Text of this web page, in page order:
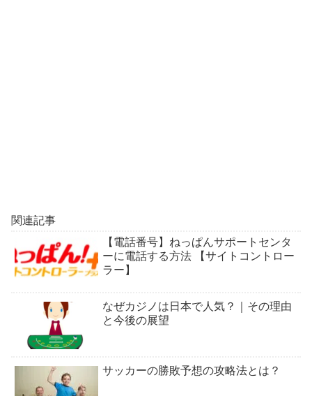
関連記事
【電話番号】ねっぱんサポートセンタ
ーに電話する方法 【サイトコントロー
ラー】
なぜカジノは日本で人気？｜その理由
と今後の展望
サッカーの勝敗予想の攻略法とは？